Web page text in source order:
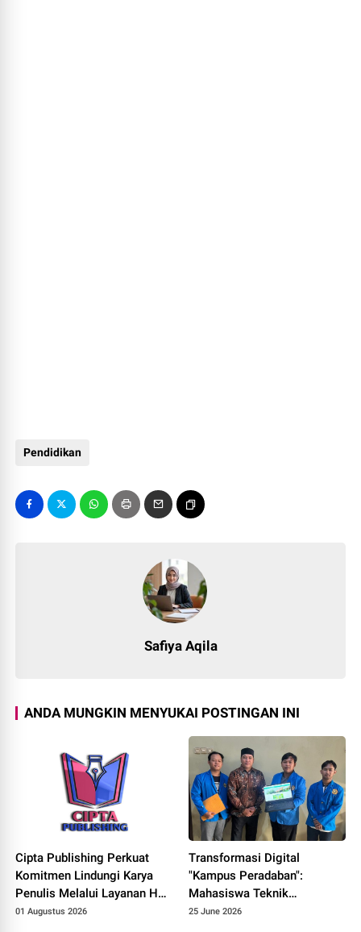
Pendidikan
Safiya Aqila
ANDA MUNGKIN MENYUKAI POSTINGAN INI
Cipta Publishing Perkuat
Komitmen Lindungi Karya
Penulis Melalui Layanan Hak
Cipta
01 Augustus 2026
Transformasi Digital
"Kampus Peradaban":
Mahasiswa Teknik
Informatika UNPAM
25 June 2026